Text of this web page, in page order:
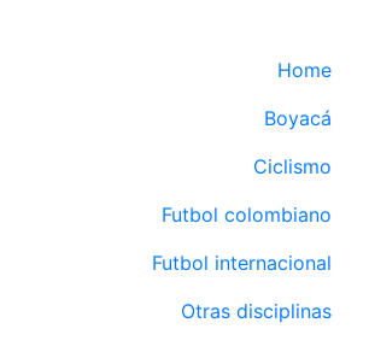
Home
Boyacá
Ciclismo
Futbol colombiano
Futbol internacional
Otras disciplinas